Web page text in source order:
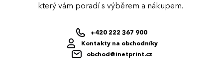
který vám poradí s výběrem a nákupem.
+420 222 367 900
Kontakty na obchodníky
obchod@inetprint.cz